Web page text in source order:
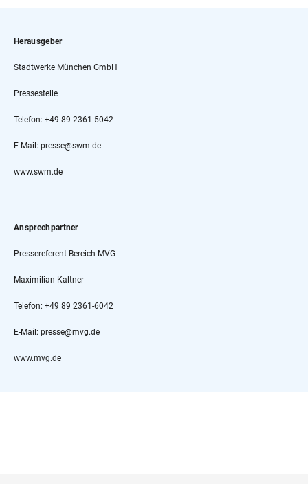
Herausgeber
Stadtwerke München GmbH
Pressestelle
Telefon: +49 89 2361-5042
E-Mail: presse@swm.de
www.swm.de
Ansprechpartner
Pressereferent Bereich MVG
Maximilian Kaltner
Telefon: +49 89 2361-6042
E-Mail: presse@mvg.de
www.mvg.de